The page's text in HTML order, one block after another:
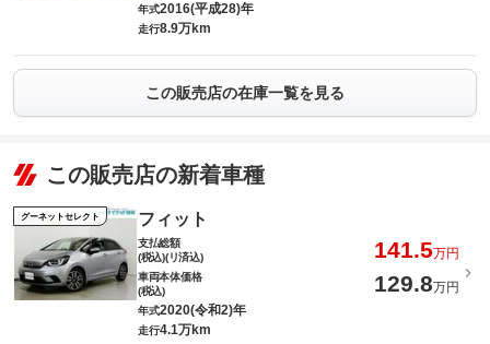
年式2016(平成28)年
走行8.9万km
この販売店の在庫一覧を見る
この販売店の新着車種
グーネットセレクト フィット
支払総額
(税込)(リ済込)
141.5万円
車両本体価格
(税込)
129.8万円
年式2020(令和2)年
走行4.1万km